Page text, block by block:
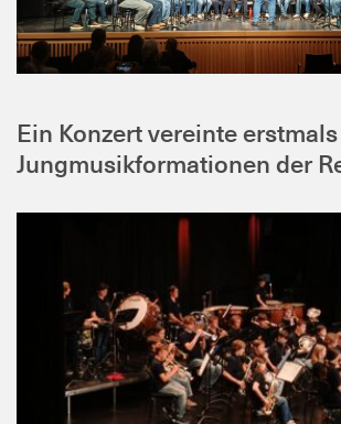
Ein Konzert vereinte
Jungmusikformationen der